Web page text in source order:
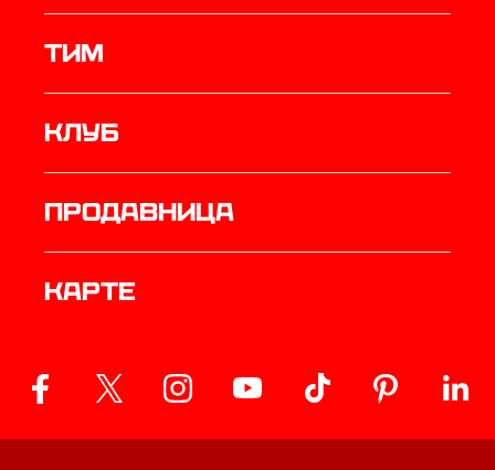
ТИМ
Клуб
продавница
Карте